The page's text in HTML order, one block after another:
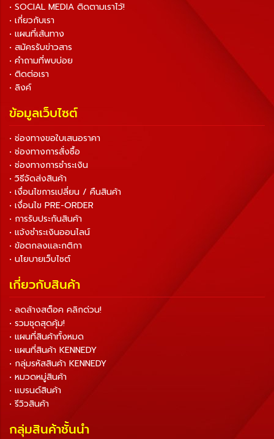
• SOCIAL MEDIA ติดตามเราไว้!
• เกี่ยวกับเรา
• แผนที่เส้นทาง
• สมัครรับข่าวสาร
• คำถามที่พบบ่อย
• ติดต่อเรา
• ลิงค์
ข้อมูลเว็บไซต์
• ช่องทางขอใบเสนอราคา
• ช่องทางการสั่งซื้อ
• ช่องทางการชำระเงิน
• วิธีจัดส่งสินค้า
• เงื่อนไขการเปลี่ยน / คืนสินค้า
• เงื่อนไข PRE-ORDER
• การรับประกันสินค้า
• แจ้งชำระเงินออนไลน์
• ข้อตกลงและกติกา
• นโยบายเว็บไซต์
เกี่ยวกับสินค้า
• ลดล้างสต็อค คลิกด่วน!
• รวมชุดสุดคุ้ม!
• แผนที่สินค้าทั้งหมด
• แผนที่สินค้า KENNEDY
• กลุ่มรหัสสินค้า KENNEDY
• หมวดหมู่สินค้า
• แบรนด์สินค้า
• รีวิวสินค้า
กลุ่มสินค้าชั้นนำ